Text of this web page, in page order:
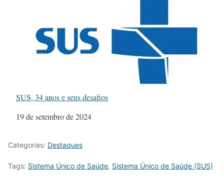
SUS, 34 anos e seus desafios
Data
19 de setembro de 2024
Categorias: Destaques
Tags: Sistema Único de Saúde, Sistema Único de Saúde (SUS)